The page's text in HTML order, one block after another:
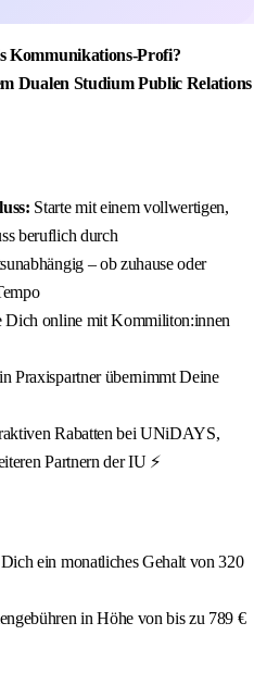
Kommunikations-Profi?
Dualen Studium Public Relations
Starte mit einem vollwertigen,
beruflich durch
– ob zuhause oder
Dich online mit Kommiliton:innen
Praxispartner übernimmt Deine
Rabatten bei UNiDAYS,
Partnern der IU ⚡️
ein monatliches Gehalt von 320
in Höhe von bis zu 789 €